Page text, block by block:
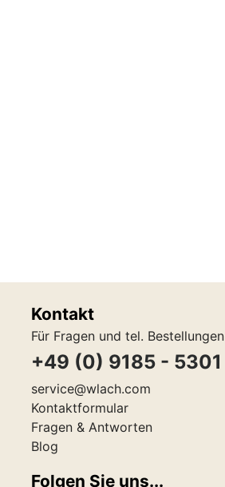
Kontakt
Für Fragen und tel. Bestellungen
+49 (0) 9185 - 5301
service@wlach.com
Kontaktformular
Fragen & Antworten
Blog
Folgen Sie uns...